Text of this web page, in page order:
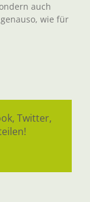
auch
wie für
Twitter,